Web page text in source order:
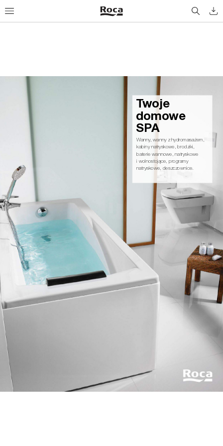
Wanny, wanny z hydromasażem,
kabiny natryskowe, brodziki,
baterie wannowe, natryskowe
i wolnostojące, programy
natryskowe, deszczownice.
Twoje
d omowe
S PA